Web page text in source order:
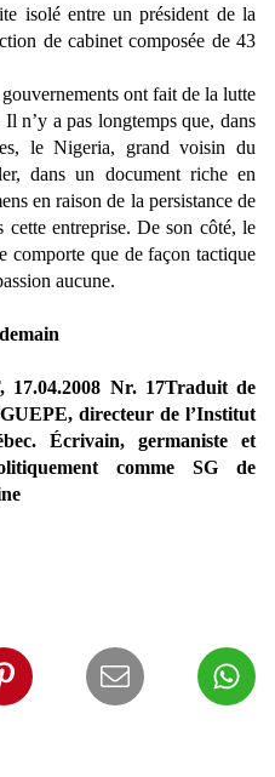
isolé entre un président de la
de cabinet composée de 43
ont fait de la lutte
n’y a pas longtemps que, dans
le Nigeria, grand voisin du
dans un document riche en
en raison de la persistance de
entreprise. De son côté, le
comporte que de façon tactique
aucune.
Nr. 17Traduit de
directeur de l’Institut
Écrivain, germaniste et
comme SG de